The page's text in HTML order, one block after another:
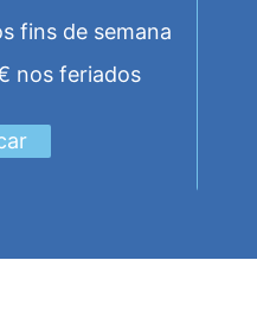
fins de semana
nos feriados